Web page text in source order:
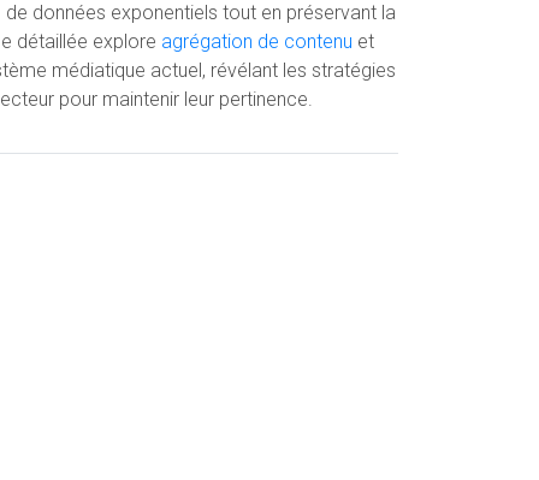
données exponentiels tout en préservant la
détaillée explore agrégation de contenu et
médiatique actuel, révélant les stratégies
pour maintenir leur pertinence.